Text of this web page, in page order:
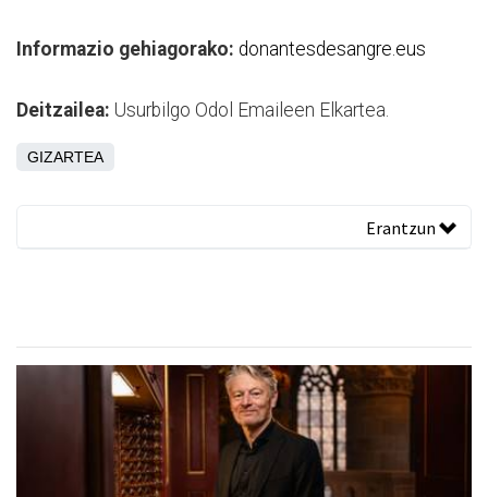
Informazio gehiagorako: donantesdesangre.eus
Deitzailea: Usurbilgo Odol Emaileen Elkartea.
GIZARTEA
Erantzun